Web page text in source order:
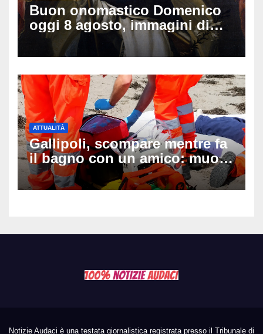
Buon onomastico Domenico
oggi 8 agosto, immagini di
auguri da condividere
ATTUALITÀ
Gallipoli, scompare mentre fa
il bagno con un amico: muore
a 19 anni dopo 45 minuti di
disperati tentativi di
Notizie Audaci è una testata giornalistica registrata presso il Tribunale di